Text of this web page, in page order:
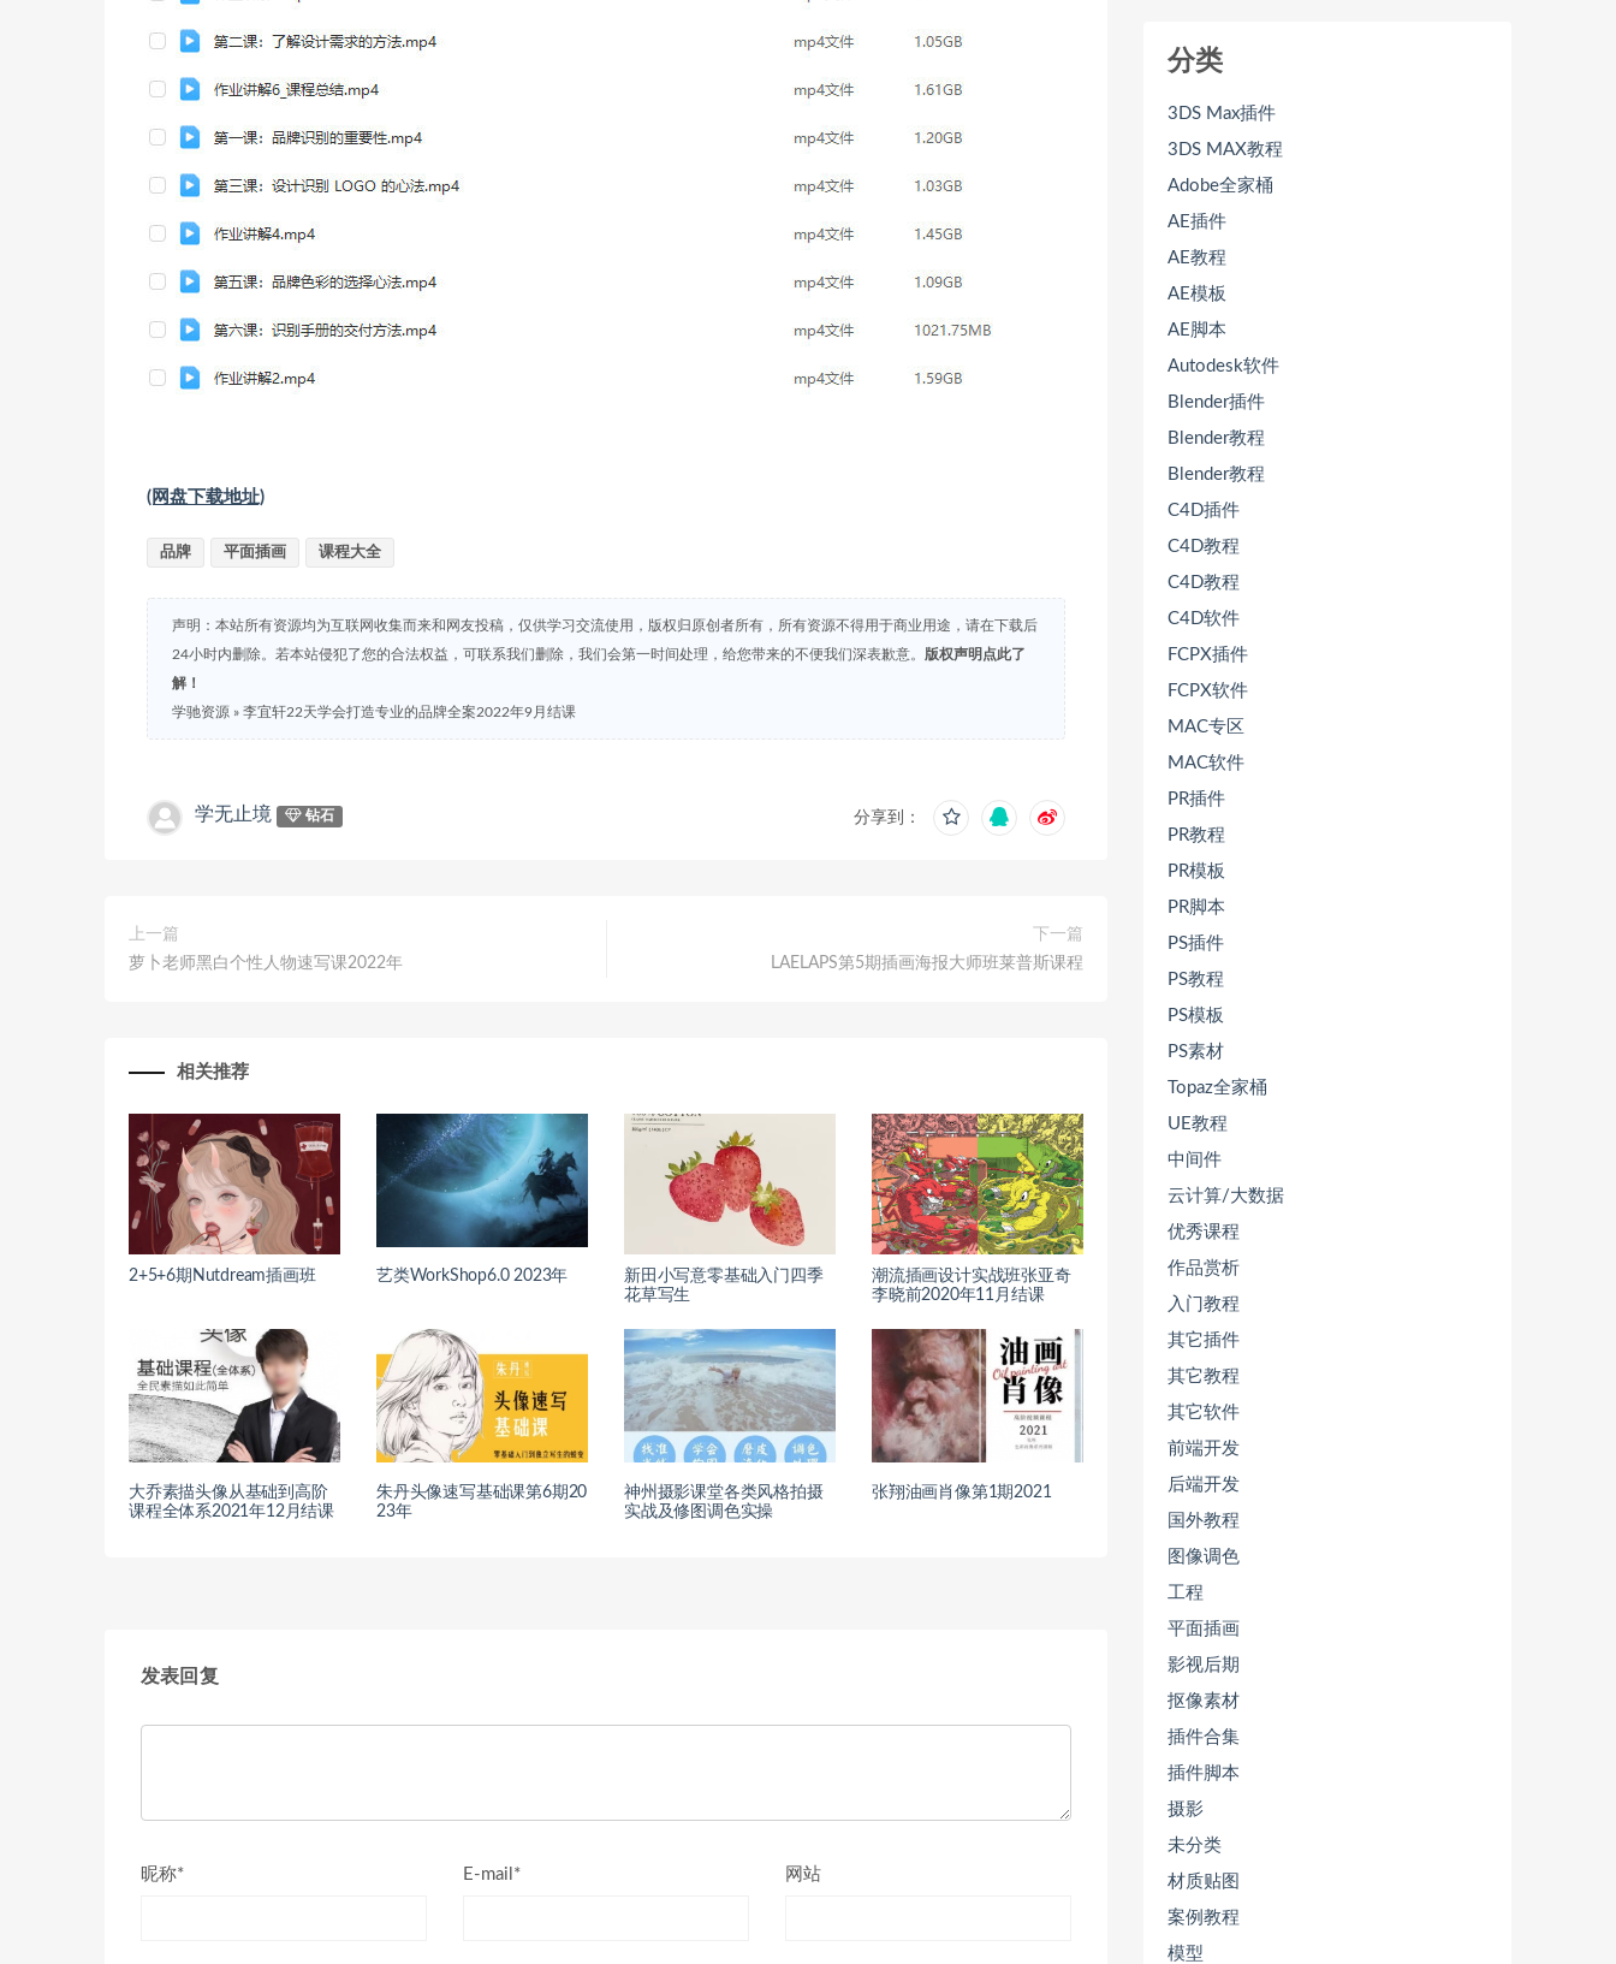
(网盘下载地址)
品牌 平面插画 课程大全
声明：本站所有资源均为互联网收集而来和网友投稿，仅供学习交流使用，版权归原创者所有，所有资源不得用于商业用途，请在下载后
24小时内删除。若本站侵犯了您的合法权益，可联系我们删除，我们会第一时间处理，给您带来的不便我们深表歉意。
版权声明点此了
解！
学驰资源 » 李宜轩22天学会打造专业的品牌全案2022年9月结课
学无止境 钻石 分享到：
上一篇
萝卜老师黑白个性人物速写课2022年
下一篇
LAELAPS第5期插画海报大师班莱普斯课程
相关推荐
2+5+6期Nutdream插画班 艺类WorkShop6.0 2023年
新田小写意零基础入门四季
花草写生
潮流插画设计实战班张亚奇
李晓前2020年11月结课
大乔素描头像从基础到高阶
课程全体系2021年12月结课
朱丹头像速写基础课第6期20
23年
神州摄影课堂各类风格拍摄
实战及修图调色实操
张翔油画肖像第1期2021
发表回复
昵称* E-mail* 网站
分类
3DS Max插件
3DS MAX教程
Adobe全家桶
AE插件
AE教程
AE模板
AE脚本
Autodesk软件
Blender插件
Blender教程
Blender教程
C4D插件
C4D教程
C4D教程
C4D软件
FCPX插件
FCPX软件
MAC专区
MAC软件
PR插件
PR教程
PR模板
PR脚本
PS插件
PS教程
PS模板
PS素材
Topaz全家桶
UE教程
中间件
云计算/大数据
优秀课程
作品赏析
入门教程
其它插件
其它教程
其它软件
前端开发
后端开发
国外教程
图像调色
工程
平面插画
影视后期
抠像素材
插件合集
插件脚本
摄影
未分类
材质贴图
案例教程
模型